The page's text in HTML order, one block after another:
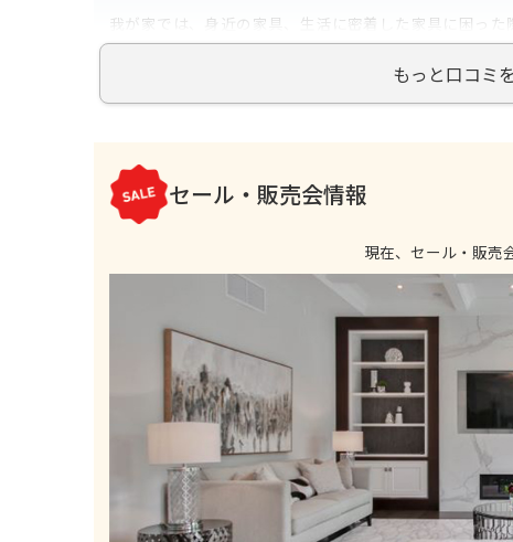
我が家では、身近の家具、生活に密着した家具に困っ
品も多数あり、意外な発見、便利家具に出会うことも
分も否めませんが、製品はすごくしっかりしている、
続きを読む
もっと口コミ
セール・販売会情報
現在、セール・販売